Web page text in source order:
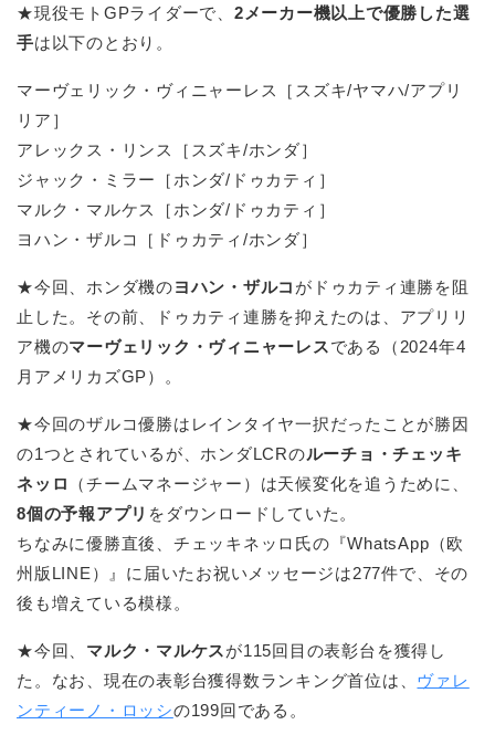
★現役モトGPライダーで、 2メーカー機以上で優勝した選
手は以下のとおり。
マーヴェリック・ヴィニャーレス［スズキ/ヤマハ/アプリ
リア］
アレックス・リンス［スズキ/ホンダ］
ジャック・ミラー［ホンダ/ドゥカティ］
マルク・マルケス［ホンダ/ドゥカティ］
ヨハン・ザルコ［ドゥカティ/ホンダ］
★今回、ホンダ機のヨハン・ザルコ がドゥカティ連勝を阻
止した。その前、ドゥカティ連勝を抑えたのは、アプリリ
ア機のマーヴェリック・ヴィニャーレスである（2024年4
月アメリカズGP）。
★今回のザルコ優勝はレインタイヤ一択だったことが勝因
の1つとされているが、ホンダLCRのルーチョ・チェッキ
ネッロ
（チームマネージャー）は天候変化を追うために、
8個の予報アプリ をダウンロードしていた。
ちなみに優勝直後、チェッキネッロ氏の『WhatsApp（欧
州版LINE）』に届いたお祝いメッセージは277件で、その
後も増えている模様。
★今回、 マルク・マルケスが115回目の表彰台を獲得し
た。なお、現在の表彰台獲得数ランキング首位は、 ヴァレ
ンティーノ・ロッシの199回である。